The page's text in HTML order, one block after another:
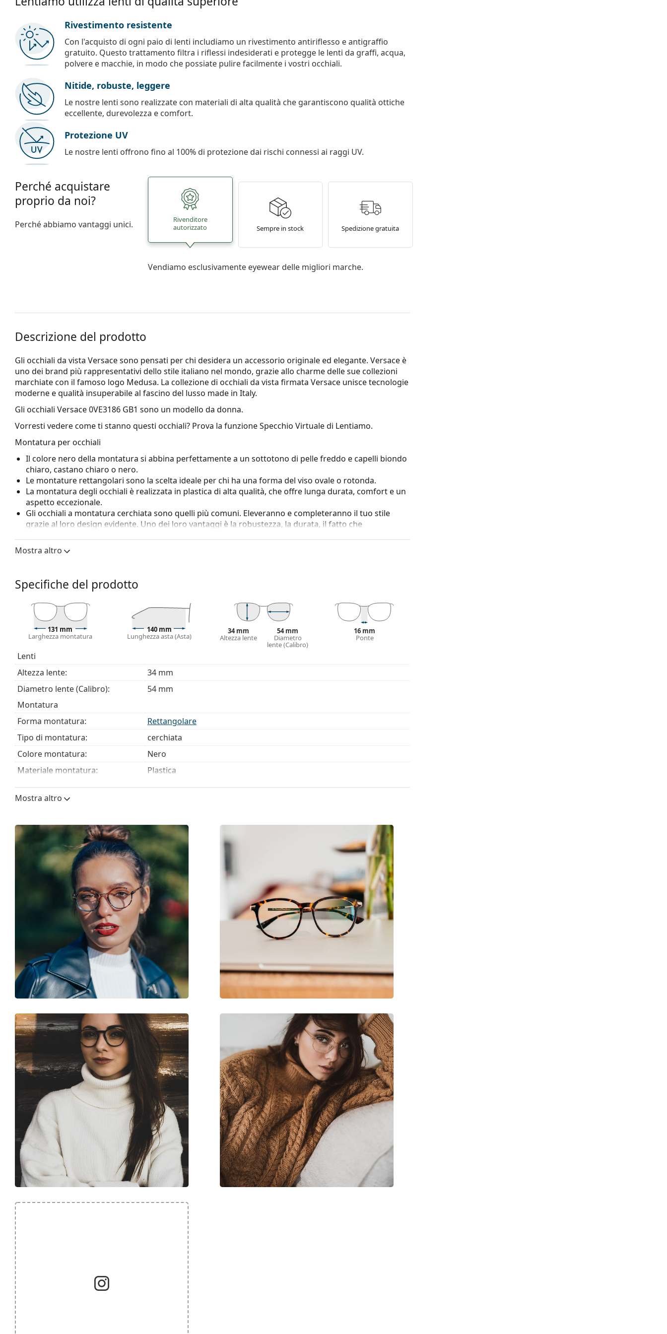
Rivestimento resistente
Con l'acquisto di ogni paio di lenti includiamo un rivestimento antiriflesso e antigraffio
gratuito. Questo trattamento filtra i riflessi indesiderati e protegge le lenti da graffi, acqua,
polvere e macchie, in modo che possiate pulire facilmente i vostri occhiali.
Nitide, robuste, leggere
Le nostre lenti sono realizzate con materiali di alta qualità che garantiscono qualità ottiche
eccellente, durevolezza e comfort.
Protezione UV
Le nostre lenti offrono fino al 100% di protezione dai rischi connessi ai raggi UV.
Perché acquistare
proprio da noi?
Perché abbiamo vantaggi unici.
Rivenditore
autorizzato
Sempre in stock Spedizione gratuita
Vendiamo esclusivamente eyewear delle migliori marche.
Descrizione del prodotto
Gli occhiali da vista Versace sono pensati per chi desidera un accessorio originale ed elegante. Versace è
uno dei brand più rappresentativi dello stile italiano nel mondo, grazie allo charme delle sue collezioni
marchiate con il famoso logo Medusa. La collezione di occhiali da vista firmata Versace unisce tecnologie
moderne e qualità insuperabile al fascino del lusso made in Italy.
Gli occhiali Versace 0VE3186 GB1 sono un modello da donna.
Vorresti vedere come ti stanno questi occhiali? Prova la funzione Specchio Virtuale di Lentiamo.
Montatura per occhiali
Il colore nero della montatura si abbina perfettamente a un sottotono di pelle freddo e capelli biondo
chiaro, castano chiaro o nero.
Le montature rettangolari sono la scelta ideale per chi ha una forma del viso ovale o rotonda.
La montatura degli occhiali è realizzata in plastica di alta qualità, che offre lunga durata, comfort e un
aspetto eccezionale.
Gli occhiali a montatura cerchiata sono quelli più comuni. Eleveranno e completeranno il tuo stile
grazie al loro design evidente. Uno dei loro vantaggi è la robustezza, la durata, il fatto che
a tutte le lenti, comprese quelle con maggiore potenza ottica.
Le cerniere a molla consentono alle aste un movimento maggiore di oltre 90°, il che si traduce in un
Accessori
Consegniamo gli occhiali nella loro custodia originale. Il colore della custodia e il suo design possono
variare.
Il panno in dotazione è ideale per la pulizia e la cura degli occhiali da vista. Alcuni modelli possono
essere forniti con un sacchetto di tessuto anziché con un panno.
e scopri la nostra ampia gamma di montature in tantissimi
stili, oppure consulta la nostra
È un dispositivo medico. Leggere attentamente le istruzioni prima dell'uso.
Mostra altro
Specifiche del prodotto
131 mm
Larghezza montatura
140 mm
Lunghezza asta (Asta)
34 mm
Altezza lente
54 mm
Diametro
lente (Calibro)
16 mm
Ponte
Lenti
Altezza lente:
34 mm
Diametro lente (Calibro):
54 mm
Montatura
Forma montatura:
Rettangolare
Tipo di montatura:
cerchiata
Colore montatura:
Nero
Materiale montatura:
Plastica
Taglia:
M
Larghezza montatura:
Ponte:
16 mm
230 g
Naselli regolabili:
No
Cerniere a molla:
Sì
No
Panno per pulizia:
Altro
Sesso:
Donna
Categorie:
Occhiali da vista
Marca:
Versace
Codice:
0VE3186 GB1 54
Mostra altro